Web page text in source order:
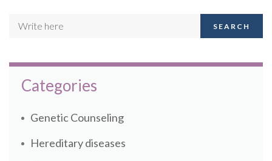
SEARCH
Categories
Genetic Counseling
Hereditary diseases